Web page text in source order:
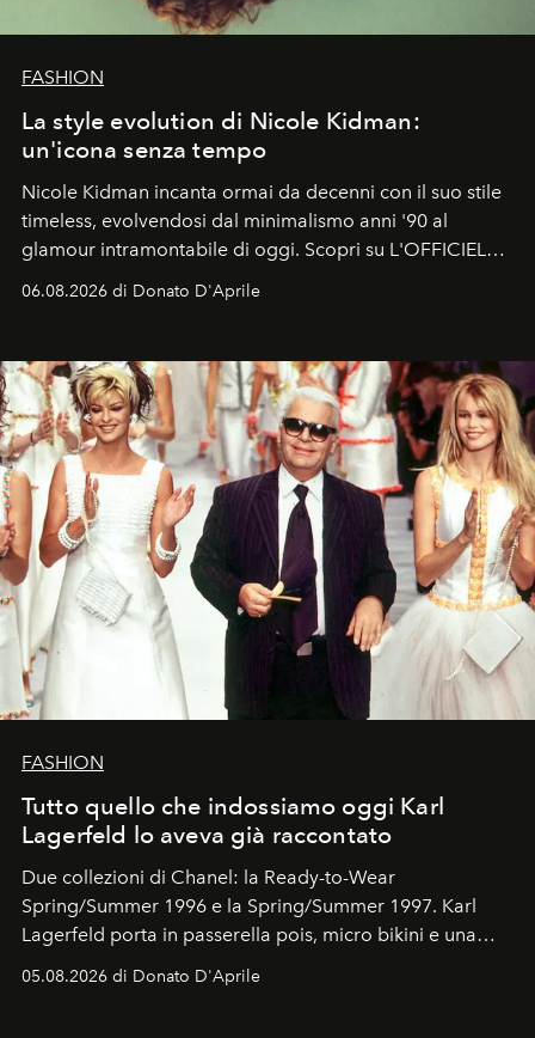
FASHION
La style evolution di Nicole Kidman:
un'icona senza tempo
Nicole Kidman incanta ormai da decenni con il suo stile
timeless, evolvendosi dal minimalismo anni '90 al
glamour intramontabile di oggi. Scopri su L'OFFICIEL
Italia la sua style evolution.
06.08.2026 di Donato D'Aprile
FASHION
Tutto quello che indossiamo oggi Karl
Lagerfeld lo aveva già raccontato
Due collezioni di Chanel: la Ready-to-Wear
Spring/Summer 1996 e la Spring/Summer 1997. Karl
Lagerfeld porta in passerella pois, micro bikini e una
logomania pensata per la spiaggia
Kate, Claudia e Carla una dietro l'altra. Trent'anni dopo,
05.08.2026 di Donato D'Aprile